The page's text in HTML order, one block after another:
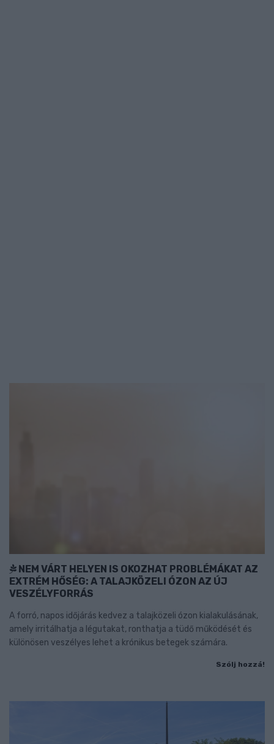
NEM VÁRT HELYEN IS OKOZHAT PROBLÉMÁKAT AZ
EXTRÉM HŐSÉG: A TALAJKÖZELI ÓZON AZ ÚJ
VESZÉLYFORRÁS
A forró, napos időjárás kedvez a talajközeli ózon kialakulásának,
amely irritálhatja a légutakat, ronthatja a tüdő működését és
különösen veszélyes lehet a krónikus betegek számára.
Szólj hozzá!